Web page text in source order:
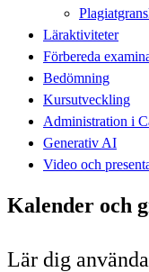
Läraktiviteter
Förbereda
Bedömning
Kursutveckling
Administration i
Generativ AI
Video och
Kalender och
Lär dig